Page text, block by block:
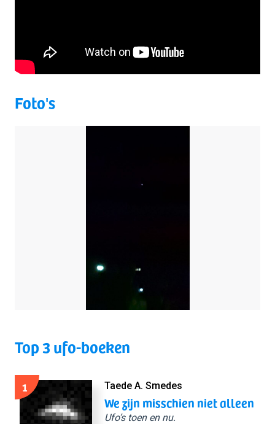
Foto's
Top 3 ufo-boeken
1 Taede A. Smedes
We zijn misschien niet alleen
Ufo’s toen en nu.